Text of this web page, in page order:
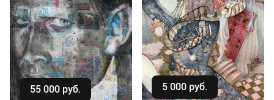
5 000 руб. Купить
55 000 руб.Купить